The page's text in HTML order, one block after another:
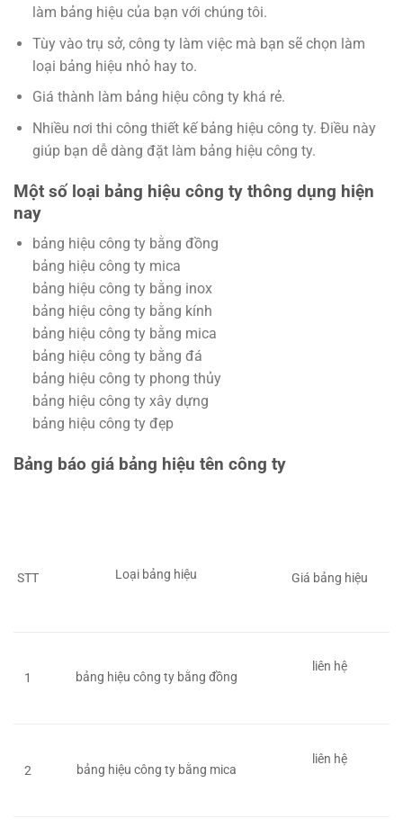
làm bảng hiệu của bạn với chúng tôi.
Tùy vào trụ sở, công ty làm việc mà bạn sẽ chọn làm
loại bảng hiệu nhỏ hay to.
Giá thành làm bảng hiệu công ty khá rẻ.
Nhiều nơi thi công thiết kế bảng hiệu công ty. Điều này
giúp bạn dễ dàng đặt làm bảng hiệu công ty.
Một số loại bảng hiệu công ty thông dụng hiện
nay
bảng hiệu công ty bằng đồng
bảng hiệu công ty mica
bảng hiệu công ty bằng inox
bảng hiệu công ty bằng kính
bảng hiệu công ty bằng mica
bảng hiệu công ty bằng đá
bảng hiệu công ty phong thủy
bảng hiệu công ty xây dựng
bảng hiệu công ty đẹp
Bảng báo giá bảng hiệu tên công ty
STT Loại bảng hiệu Giá bảng hiệu
1 bảng hiệu công ty bằng đồng
liên hệ
2 bảng hiệu công ty bằng mica
liên hệ